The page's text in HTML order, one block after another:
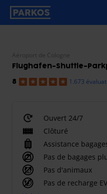
étiquette-de-navigation-
Aéroport de Cologne
Flughafen-Shuttle-
8 1.673
Ouvert 24/7
Clôturé
Assistance
Pas de bagages
Pas d'animaux
Pas de recharge EV